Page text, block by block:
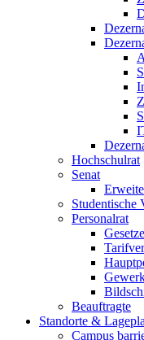
Hochschulrat
Senat
Studentische
Personalrat
Beauftragte
Standorte &
Campus